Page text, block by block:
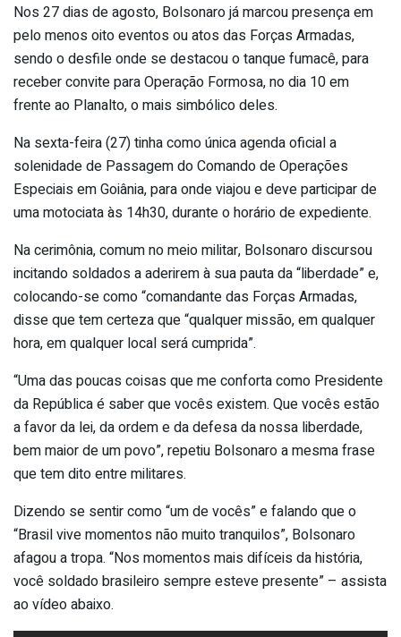
Nos 27 dias de agosto, Bolsonaro já marcou presença em
pelo menos oito eventos ou atos das Forças Armadas,
sendo o desfile onde se destacou o tanque fumacê, para
receber convite para Operação Formosa, no dia 10 em
frente ao Planalto, o mais simbólico deles.
Na sexta-feira (27) tinha como única agenda oficial a
solenidade de Passagem do Comando de Operações
Especiais em Goiânia, para onde viajou e deve participar de
uma motociata às 14h30, durante o horário de expediente.
Na cerimônia, comum no meio militar, Bolsonaro discursou
incitando soldados a aderirem à sua pauta da “liberdade” e,
colocando-se como “comandante das Forças Armadas,
disse que tem certeza que “qualquer missão, em qualquer
hora, em qualquer local será cumprida”.
“Uma das poucas coisas que me conforta como Presidente
da República é saber que vocês existem. Que vocês estão
a favor da lei, da ordem e da defesa da nossa liberdade,
bem maior de um povo”, repetiu Bolsonaro a mesma frase
que tem dito entre militares.
Dizendo se sentir como “um de vocês” e falando que o
“Brasil vive momentos não muito tranquilos”, Bolsonaro
afagou a tropa. “Nos momentos mais difíceis da história,
você soldado brasileiro sempre esteve presente” – assista
ao vídeo abaixo.